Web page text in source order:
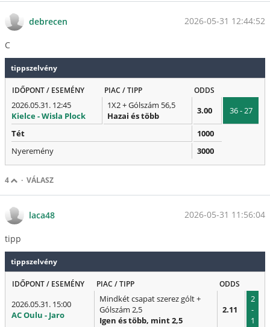
debrecen 2026-05-31 12:44:52
C
tippszelvény
IDŐPONT / ESEMÉNY PIAC / TIPP ODDS
2026.05.31. 12:45
Kielce - Wisla Plock
1X2 + Gólszám 56,5
Hazai és több
3.00 36 - 27
Tét
1000
Nyeremény
3000
4 · VÁLASZ
laca48 2026-05-31 11:56:04
tipp
tippszelvény
IDŐPONT / ESEMÉNY PIAC / TIPP ODDS
2026.05.31. 15:00
AC Oulu - Jaro
Mindkét csapat szerez gólt +
Gólszám 2,5
Igen és több, mint 2,5
2.11
2
-
1